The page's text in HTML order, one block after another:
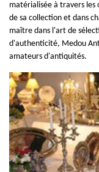
matérialisée à travers les
de sa collection et dans
maître dans l'art de
d'authenticité, Medou
amateurs d'antiquités.